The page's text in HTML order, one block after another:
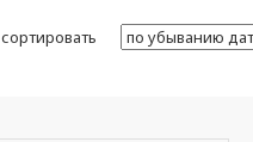
сортировать